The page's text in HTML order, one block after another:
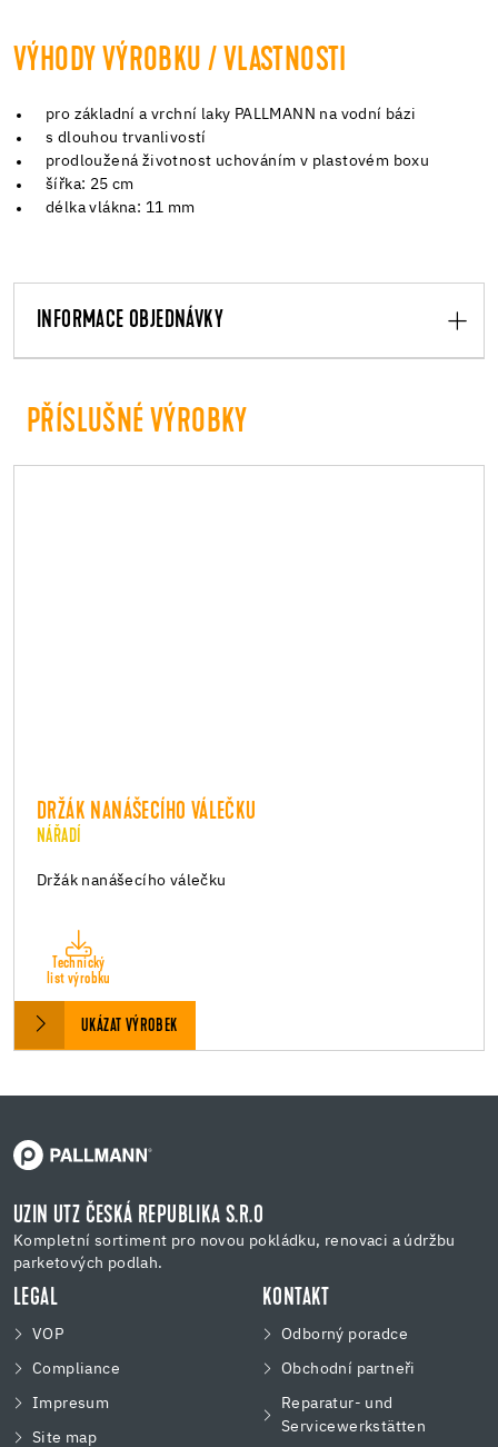
VÝHODY VÝROBKU / VLASTNOSTI
pro základní a vrchní laky PALLMANN na vodní bázi
s dlouhou trvanlivostí
prodloužená životnost uchováním v plastovém boxu
šířka: 25 cm
délka vlákna: 11 mm
INFORMACE OBJEDNÁVKY
PŘÍSLUŠNÉ VÝROBKY
DRŽÁK NANÁŠECÍHO VÁLEČKU
NÁŘADÍ
Držák nanášecího válečku
Technický
list výrobku
UKÁZAT VÝROBEK
UZIN UTZ ČESKÁ REPUBLIKA S.R.O
Kompletní sortiment pro novou pokládku, renovaci a údržbu
parketových podlah.
LEGAL
VOP
Compliance
Impresum
Site map
KONTAKT
Odborný poradce
Obchodní partneři
Reparatur- und
Servicewerkstätten